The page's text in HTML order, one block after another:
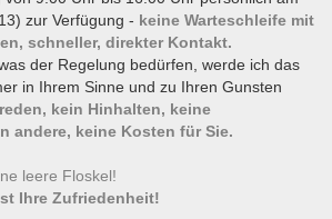
zur Verfügung - keine Warteschleife mit
schneller, direkter Kontakt.
der Regelung bedürfen, werde ich das
in Ihrem Sinne und zu Ihren Gunsten
kein Hinhalten, keine
andere, keine Kosten für Sie.
leere Floskel!
Ihre Zufriedenheit!